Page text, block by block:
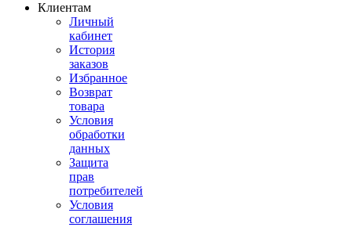
Клиентам
Личный
кабинет
История
заказов
Избранное
Возврат
товара
Условия
обработки
данных
Защита
прав
потребителей
Условия
соглашения